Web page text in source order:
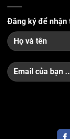
Đăng ký để nhận